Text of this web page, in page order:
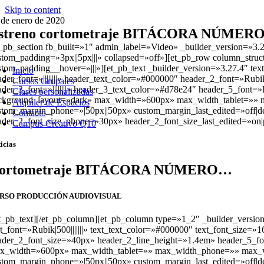
Skip to content
Inicio
Cursos Grupales
Clases personalizadas
Alquiler de Espacios
Contacto
Campus Creativo Q10
enero de 2020
cortometraje BITÁCORA
fb_built=»1″ admin_label=»Video»
collapsed=»off»][et_pb_row
_builder_version=»3.27.4″
header_text_color=»#000000″
header_3_text_color=»#d78e24″
max_width=»600px» max_width_tablet=»»
BITÁCORA NÚMERO…
PRODUCCIÓN AUDIOVISUAL
et_pb_column][et_pb_column type=»1_2″
text_text_color=»#000000″
header_2_line_height=»1.4em»
max_width_tablet=»» max_width_phone=»»